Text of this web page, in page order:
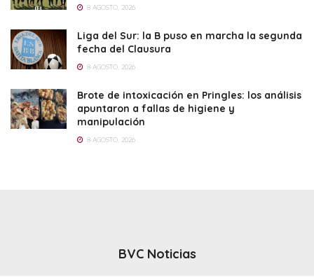
8 AGOSTO, 2026
Liga del Sur: la B puso en marcha la segunda
fecha del Clausura
8 AGOSTO, 2026
Brote de intoxicación en Pringles: los análisis
apuntaron a fallas de higiene y
manipulación
8 AGOSTO, 2026
BVC Noticias